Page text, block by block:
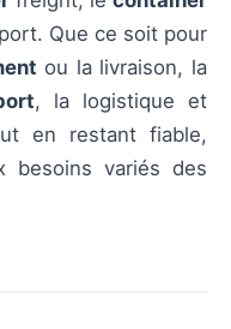
Que ce soit pour
ou la livraison, la
, la logistique et
en restant fiable,
besoins variés des